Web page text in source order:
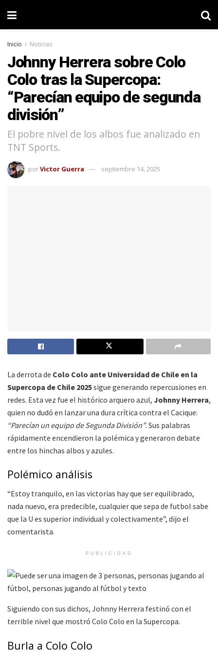
Inicio Noticias
Johnny Herrera sobre Colo
Colo tras la Supercopa:
“Parecían equipo de segunda
división”
El pobre nivel de los albos fue analizado en
TNT Sports.
porVictor Guerra septiembre 14, 2025
La derrota de Colo Colo ante Universidad de Chile en la
Supercopa de Chile 2025sigue generando repercusiones en
redes. Esta vez fue el histórico arquero azul, Johnny Herrera,
quien no dudó en lanzar una dura crítica contra el Cacique:
“Parecían un equipo de Segunda División”. Sus palabras
rápidamente encendieron la polémica y generaron debate
entre los hinchas albos y azules.
Polémico análisis
“Estoy tranquilo, en las victorias hay que ser equilibrado,
nada nuevo, era predecible, cualquier que sepa de futbol sabe
que la U es superior individual y colectivamente”, dijo el
comentarista.
PUBLICIDAD
Siguiendo con sus dichos, Johnny Herrera festinó con el
terrible nivel que mostró Colo Colo en la Supercopa.
Burla a Colo Colo